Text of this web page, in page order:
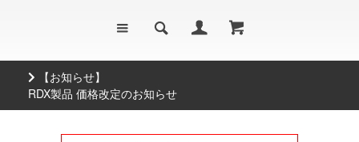
【お知らせ】
RDX製品 価格改定のお知らせ